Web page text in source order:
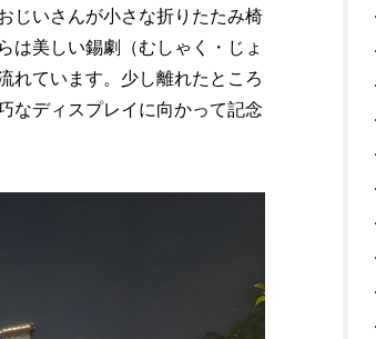
じいさんが小さな折りたたみ椅
は美しい錫劇（むしゃく・じょ
れています。少し離れたところ
なディスプレイに向かって記念